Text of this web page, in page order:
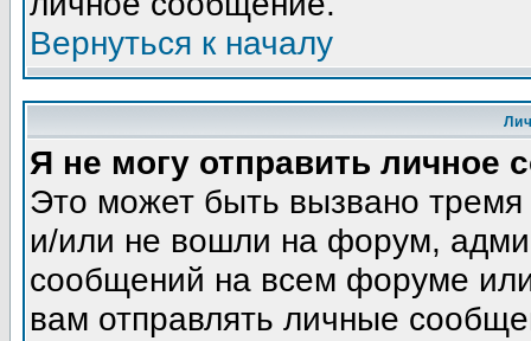
Вернуться к началу
Я не могу отправить личное
Это может быть вызвано
и/или не вошли на форум,
сообщений на всем форуме
вам отправлять личные